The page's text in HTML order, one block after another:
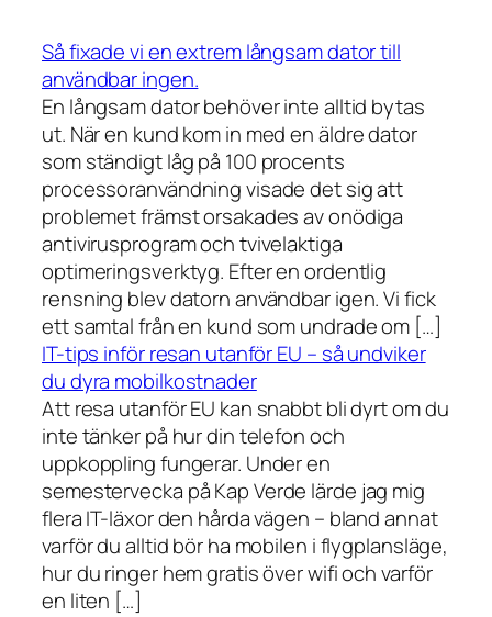
Så fixade vi en extrem långsam dator till
användbar ingen.
En långsam dator behöver inte alltid bytas
ut. När en kund kom in med en äldre dator
som ständigt låg på 100 procents
processoranvändning visade det sig att
problemet främst orsakades av onödiga
antivirusprogram och tvivelaktiga
optimeringsverktyg. Efter en ordentlig
rensning blev datorn användbar igen. Vi fick
ett samtal från en kund som undrade om […]
IT-tips inför resan utanför EU – så undviker
du dyra mobilkostnader
Att resa utanför EU kan snabbt bli dyrt om du
inte tänker på hur din telefon och
uppkoppling fungerar. Under en
semestervecka på Kap Verde lärde jag mig
flera IT-läxor den hårda vägen – bland annat
varför du alltid bör ha mobilen i flygplansläge,
hur du ringer hem gratis över wifi och varför
en liten […]